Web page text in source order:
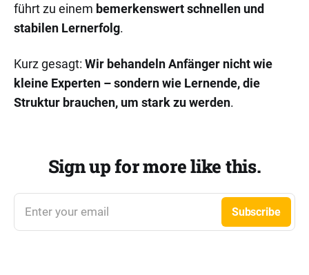
führt zu einem bemerkenswert schnellen und
stabilen Lernerfolg.
Kurz gesagt: Wir behandeln Anfänger nicht wie
kleine Experten – sondern wie Lernende, die
Struktur brauchen, um stark zu werden.
Sign up for more like this.
Enter your email Subscribe